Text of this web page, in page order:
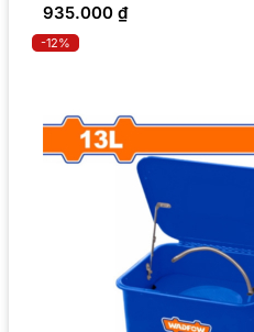
935.000 ₫
-12%